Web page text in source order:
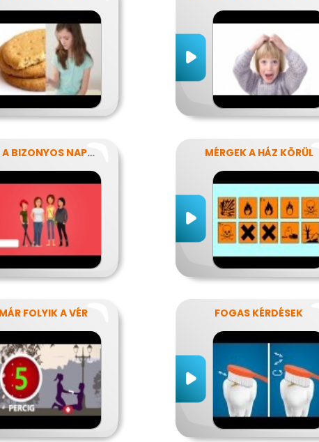
AZOK A BIZONYOS NAPOK MÉRGEK A HÁZ KÖRÜL
FOLYIK A VÉR FOGAS KÉRDÉSEK